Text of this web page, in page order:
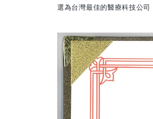
選為台灣最佳的醫療科技公司